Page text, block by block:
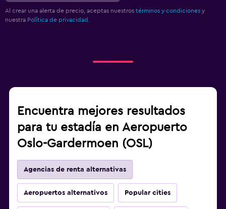
Al crear una alerta de precio, aceptas nuestros términos y condiciones y
nuestra Política de privacidad.
Encuentra mejores resultados
para tu estadía en Aeropuerto
Oslo-Gardermoen (OSL)
Agencias de renta alternativas
Aeropuertos alternativos Popular cities